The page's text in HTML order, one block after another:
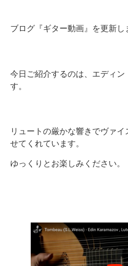
ブログ『ギター動画』を更新し
今日ご紹介するのは、エディ
す。
リュートの厳かな響きでヴァ
せてくれています。
ゆっくりとお楽しみください。